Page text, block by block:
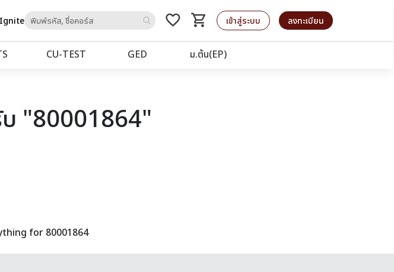
to
favorite_border shopping_cart
รถเข็น เข้าสู่ระบบ ลงทะเบียน
CU‑TEST GED ม.ต้น(EP)
"80001864"
for 80001864